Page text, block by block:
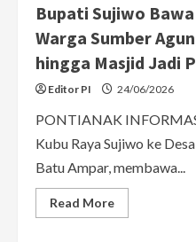
Bupati Sujiwo
Warga Sumber
hingga Masjid Jadi
Editor PI 24/06/2026
PONTIANAK
Kubu Raya Sujiwo ke
Batu Ampar, membawa...
Read MoreRead
more